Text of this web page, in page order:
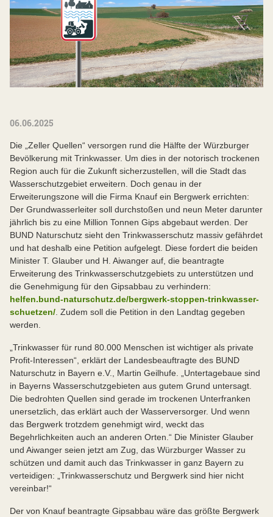
06.06.2025
Die „Zeller Quellen“ versorgen rund die Hälfte der Würzburger
Bevölkerung mit Trinkwasser. Um dies in der notorisch trockenen
Region auch für die Zukunft sicherzustellen, will die Stadt das
Wasserschutzgebiet erweitern. Doch genau in der
Erweiterungszone will die Firma Knauf ein Bergwerk errichten:
Der Grundwasserleiter soll durchstoßen und neun Meter darunter
jährlich bis zu eine Million Tonnen Gips abgebaut werden. Der
BUND Naturschutz sieht den Trinkwasserschutz massiv gefährdet
und hat deshalb eine Petition aufgelegt. Diese fordert die beiden
Minister T. Glauber und H. Aiwanger auf, die beantragte
Erweiterung des Trinkwasserschutzgebiets zu unterstützen und
die Genehmigung für den Gipsabbau zu verhindern:
helfen.bund-naturschutz.de/bergwerk-stoppen-trinkwasser-
schuetzen/. Zudem soll die Petition in den Landtag gegeben
werden.
„Trinkwasser für rund 80.000 Menschen ist wichtiger als private
Profit-Interessen“, erklärt der Landesbeauftragte des BUND
Naturschutz in Bayern e.V., Martin Geilhufe. „Untertagebaue sind
in Bayerns Wasserschutzgebieten aus gutem Grund untersagt.
Die bedrohten Quellen sind gerade im trockenen Unterfranken
unersetzlich, das erklärt auch der Wasserversorger. Und wenn
das Bergwerk trotzdem genehmigt wird, weckt das
Begehrlichkeiten auch an anderen Orten.“ Die Minister Glauber
und Aiwanger seien jetzt am Zug, das Würzburger Wasser zu
schützen und damit auch das Trinkwasser in ganz Bayern zu
verteidigen: „Trinkwasserschutz und Bergwerk sind hier nicht
vereinbar!“
Der von Knauf beantragte Gipsabbau wäre das größte Bergwerk